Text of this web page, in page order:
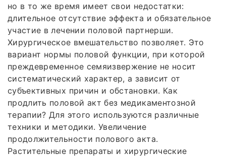
но в то же время имеет свои недостатки:
длительное отсутствие эффекта и обязательное
участие в лечении половой партнерши.
Хирургическое вмешательство позволяет. Это
вариант нормы половой функции, при которой
преждевременное семяизвержение не носит
систематический характер, а зависит от
субъективных причин и обстановки. Как
продлить половой акт без медикаментозной
терапии? Для этого используются различные
техники и методики. Увеличение
продолжительности полового акта.
Растительные препараты и хирургические